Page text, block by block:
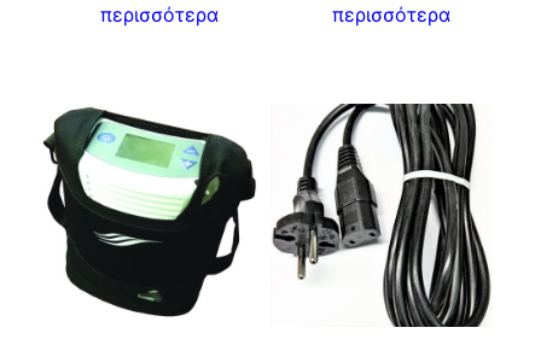
περισσότερα
περισσότερα